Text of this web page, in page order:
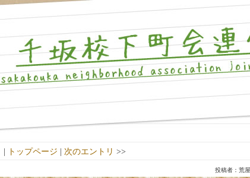
| トップページ | 次のエントリ >>
投稿者：荒